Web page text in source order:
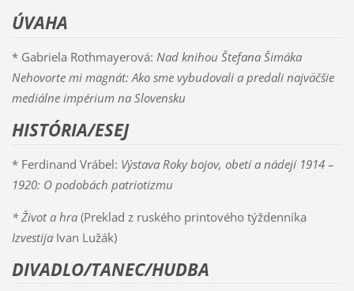
ÚVAHA
* Gabriela Rothmayerová: Nad knihou Štefana Šimáka
Nehovorte mi magnát: Ako sme vybudovali a predali najväčšie
mediálne impérium na Slovensku
HISTÓRIA/ESEJ
* Ferdinand Vrábel: Výstava Roky bojov, obetí a nádejí 1914 –
1920: O podobách patriotizmu
* Život a hra (Preklad z ruského printového týždenníka
IzvestijaIvan Lužák)
DIVADLO/TANEC/HUDBA